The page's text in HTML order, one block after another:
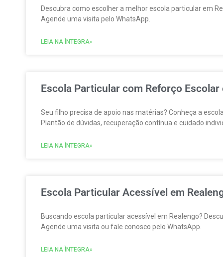
Descubra como escolher a melhor escola particular em
Agende uma visita pelo WhatsApp.
LEIA NA ÌNTEGRA»
Escola Particular com Reforço
Seu filho precisa de apoio nas matérias? Conheça a
Plantão de dúvidas, recuperação contínua e cuidado
LEIA NA ÌNTEGRA»
Escola Particular Acessível em
Buscando escola particular acessível em Realengo?
Agende uma visita ou fale conosco pelo WhatsApp.
LEIA NA ÌNTEGRA»